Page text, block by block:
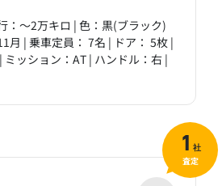
：～2万キロ | 色：黒(ブラック)
月 | 乗車定員： 7名 | ドア： 5枚 |
ッション：AT | ハンドル：右 |
1 社
査定